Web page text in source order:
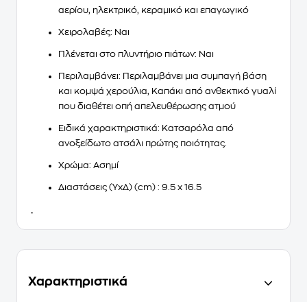
αερίου, ηλεκτρικό, κεραμικό και επαγωγικό
Χειρολαβές: Ναι
Πλένεται στο πλυντήριο πιάτων: Ναι
Περιλαμβάνει: Περιλαμβάνει μια συμπαγή βάση
και κομψά χερούλια, Καπάκι από ανθεκτικό γυαλί
που διαθέτει οπή απελευθέρωσης ατμού
Ειδικά χαρακτηριστικά: Κατσαρόλα από
ανοξείδωτο ατσάλι πρώτης ποιότητας.
Χρώμα: Ασημί
Διαστάσεις (ΥxΔ) (cm) : 9.5 x 16.5
.
Χαρακτηριστικά